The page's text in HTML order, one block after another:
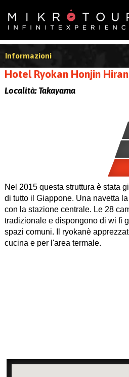
Informazioni
Hotel Ryokan Honjin
Località:Takayama
Nel 2015 questa struttura è stata
di tutto il Giappone. Una navetta
con la stazione centrale. Le 28
tradizionale e dispongono di wi fi
spazi comuni. Il ryokanè
cucina e per l'area termale.